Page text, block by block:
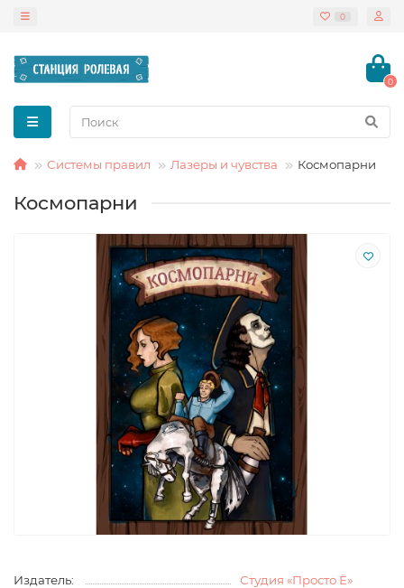
0
0
Системы правил Лазеры и чувства Космопарни
Космопарни
Издатель:
Студия «Просто Ё»